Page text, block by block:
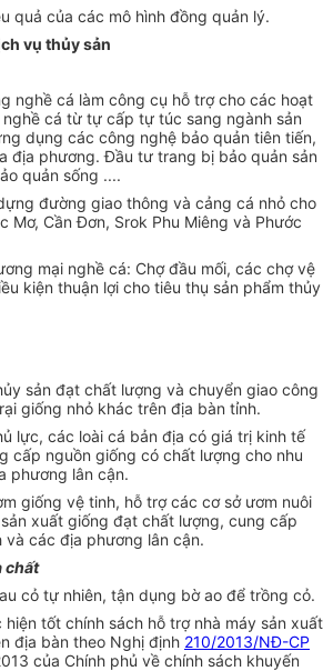
quả của các mô hình đồng quản lý.
vụ thủy sản
nghề cá làm công cụ hỗ trợ cho các hoạt
cá từ tự cấp tự túc sang ngành sản
dụng các công nghệ bảo quản tiên tiến,
địa phương. Đầu tư trang bị bảo quản sản
quản sống ....
đường giao thông và cảng cá nhỏ cho
Mơ, Cần Đơn, Srok Phu Miêng và Phước
mại nghề cá: Chợ đầu mối, các chợ vệ
kiện thuận lợi cho tiêu thụ sản phẩm thủy
sản đạt chất lượng và chuyển giao công
giống nhỏ khác trên địa bàn tỉnh.
lực, các loài cá bản địa có giá trị kinh tế
cấp nguồn giống có chất lượng cho nhu
phương lân cận.
giống vệ tinh, hỗ trợ các cơ sở ươm nuôi
xuất giống đạt chất lượng, cung cấp
các địa phương lân cận.
chất
cỏ tự nhiên, tận dụng bờ ao để trồng cỏ.
tốt chính sách hỗ trợ nhà máy sản xuất
địa bàn theo Nghị định 210/2013/NĐ-CP
của Chính phủ về chính sách khuyến